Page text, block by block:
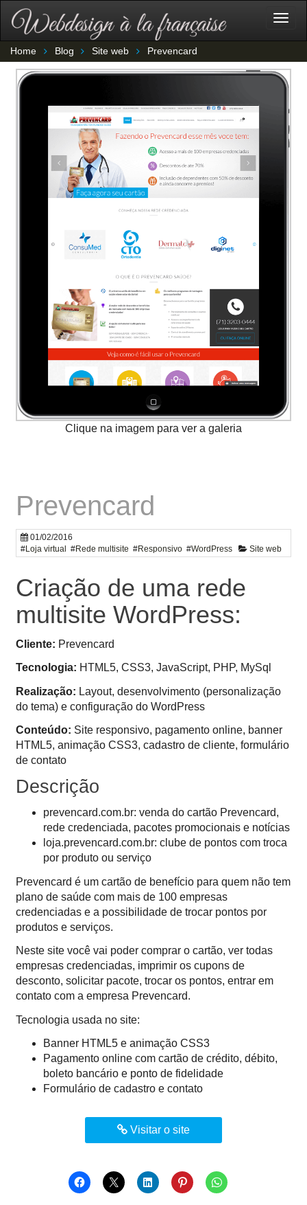
Home Blog Site web Prevencard
Prevencard
01/02/2016
#Loja virtual #Rede multisite #Responsivo #WordPress Site web
Criação de uma rede
multisite WordPress:
Cliente: Prevencard
Tecnologia: HTML5, CSS3, JavaScript, PHP, MySql
Realização: Layout, desenvolvimento (personalização
do tema) e configuração do WordPress
Conteúdo: Site responsivo, pagamento online, banner
HTML5, animação CSS3, cadastro de cliente, formulário
de contato
Descrição
prevencard.com.br: venda do cartão Prevencard,
rede credenciada, pacotes promocionais e notícias
loja.prevencard.com.br: clube de pontos com troca
por produto ou serviço
Prevencard é um cartão de benefício para quem não tem
plano de saúde com mais de 100 empresas
credenciadas e a possibilidade de trocar pontos por
produtos e serviços.
Neste site você vai poder comprar o cartão, ver todas
empresas credenciadas, imprimir os cupons de
desconto, solicitar pacote, trocar os pontos, entrar em
contato com a empresa Prevencard.
Tecnologia usada no site:
Banner HTML5 e animação CSS3
Pagamento online com cartão de crédito, débito,
boleto bancário e ponto de fidelidade
Formulário de cadastro e contato
Visitar o site